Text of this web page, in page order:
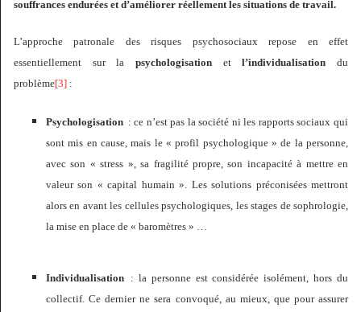
souffrances endurées et d’améliorer réellement les situations de travail.
L’approche patronale des risques psychosociaux repose en effet
essentiellement sur la psychologisation etl’individualisation du
problème[3] :
Psychologisation : ce n’est pas la société ni les rapports sociaux qui
sont mis en cause, mais le « profil psychologique » de la personne,
avec son « stress », sa fragilité propre, son incapacité à mettre en
valeur son « capital humain ». Les solutions préconisées mettront
alors en avant les cellules psychologiques, les stages de sophrologie,
la mise en place de « baromètres » …
Individualisation : la personne est considérée isolément, hors du
collectif. Ce dernier ne sera convoqué, au mieux, que pour assurer